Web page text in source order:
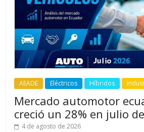
AEADE Eléctricos Híbridos
Mercado automotor
creció un 28% en julio
4 de agosto de 2026